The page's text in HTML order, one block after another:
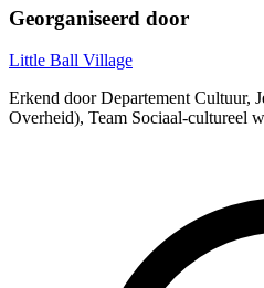
Georganiseerd door
Little Ball Village
Erkend door Departement Cultuur,
Overheid), Team Sociaal-cultureel